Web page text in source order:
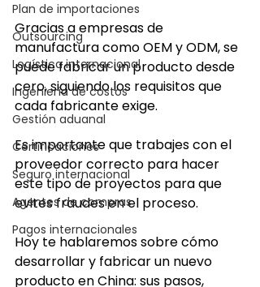
Plan de importaciones
Outsourcing
Logística internacional
Ingeniería de costos
Gestión aduanal
Certificaciones
Seguro internacional
Agentes de compras
Pagos internacionales
Gracias a empresas de
manufactura como OEM y ODM, se
puede fabricar un producto desde
cero, siguiendo los requisitos que
cada fabricante exige.
Es importante que trabajes con el
proveedor correcto para hacer
este tipo de proyectos para que
evites fraudes en el proceso.
Hoy te hablaremos sobre cómo
desarrollar y fabricar un nuevo
producto en China: sus pasos,